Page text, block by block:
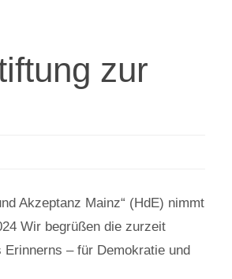
zur
Akzeptanz Mainz“ (HdE) nimmt
Wir begrüßen die zurzeit
– für Demokratie und